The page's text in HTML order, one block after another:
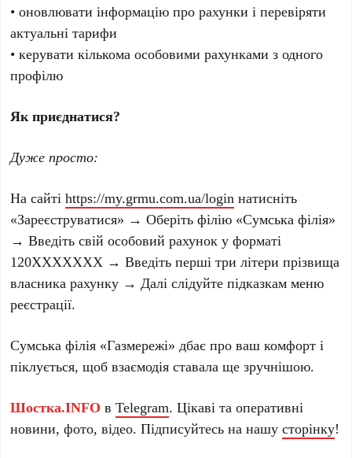
• оновлювати інформацію про рахунки і перевіряти
актуальні тарифи
• керувати кількома особовими рахунками з одного
профілю
Як приєднатися?
Дуже просто:
На сайтіhttps://my.grmu.com.ua/login натисніть
«Зареєструватися» → Оберіть філію «Сумська філія»
→ Введіть свій особовий рахунок у форматі
120XXXXXXX → Введіть перші три літери прізвища
власника рахунку → Далі слідуйте підказкам меню
реєстрації.
Сумська філія «Газмережі» дбає про ваш комфорт і
піклується, щоб взаємодія ставала ще зручнішою.
Шостка.INFO вTelegram. Цікаві та оперативні
новини, фото, відео. Підписуйтесь на нашусторінку!